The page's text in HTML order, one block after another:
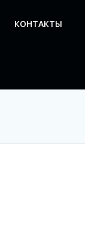
КОНТАКТЫ